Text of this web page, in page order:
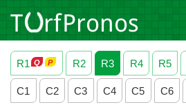
R1
R2 R3 R4 R5
C1 C2 C3 C4 C5 C6